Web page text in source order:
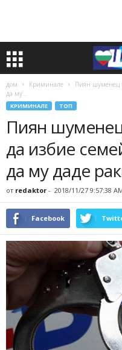
дом Криминале
Пиян шуменец
да му...
КРИМИНАЛЕ ТОП
Пиян шуменец
да избие
да му даде
от redaktor - 2018/11/27 9:57:38
Facebook